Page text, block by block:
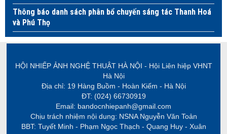
Thông báo danh sách phân bổ chuyến sáng tác Thanh Hoá
và Phú Thọ
HỘI NHIẾP ẢNH NGHỆ THUẬT HÀ NỘI - Hội Liên hiệp VHNT
Hà Nội
Địa chỉ: 19 Hàng Buồm - Hoàn Kiếm - Hà Nội
ĐT: (024) 66730919
Email: bandocnhiepanh@gmail.com
Chịu trách nhiệm nội dung: NSNA Nguyễn Văn Toản
BBT: Tuyết Minh - Phạm Ngọc Thạch - Quang Huy - Xuân